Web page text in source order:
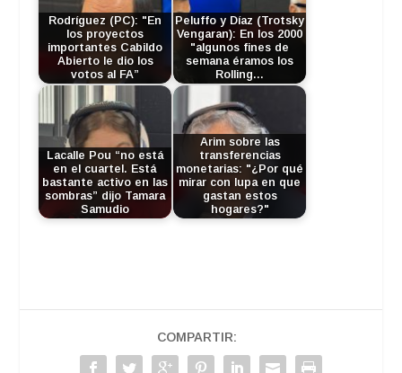
Rodríguez (PC): "En
los proyectos
importantes Cabildo
Abierto le dio los
votos al FA”
Peluffo y Díaz (Trotsky
Vengaran): En los 2000
"algunos fines de
semana éramos los
Rolling…
Lacalle Pou “no está
en el cuartel. Está
bastante activo en las
sombras” dijo Tamara
Samudio
Arim sobre las
transferencias
monetarias: "¿Por qué
mirar con lupa en que
gastan estos
hogares?"
COMPARTIR: